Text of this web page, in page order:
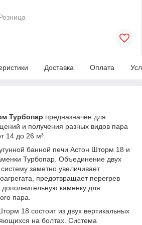
Доставка Оплата
Турбопар предназначен для
и получения разных видов пара
14 до 26 м³.
банной печи Астон Шторм 18 и
Турбопар. Объединение двух
заметно увеличивает
предотвращает перегрев
каменку для
пара.
18 состоит из двух вертикальных
на болтах. Система